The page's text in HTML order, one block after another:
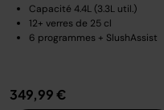
Capacité 4.4L (3.3L util.)
12+ verres de 25 cl
6 programmes + SlushAssist
349,99 €